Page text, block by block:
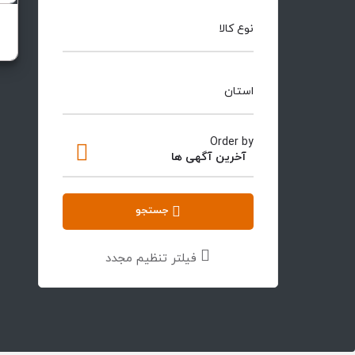
نوع کالا
استان
آخرین آگهی ها
Order by
جستجو
فیلتر تنظیم مجدد